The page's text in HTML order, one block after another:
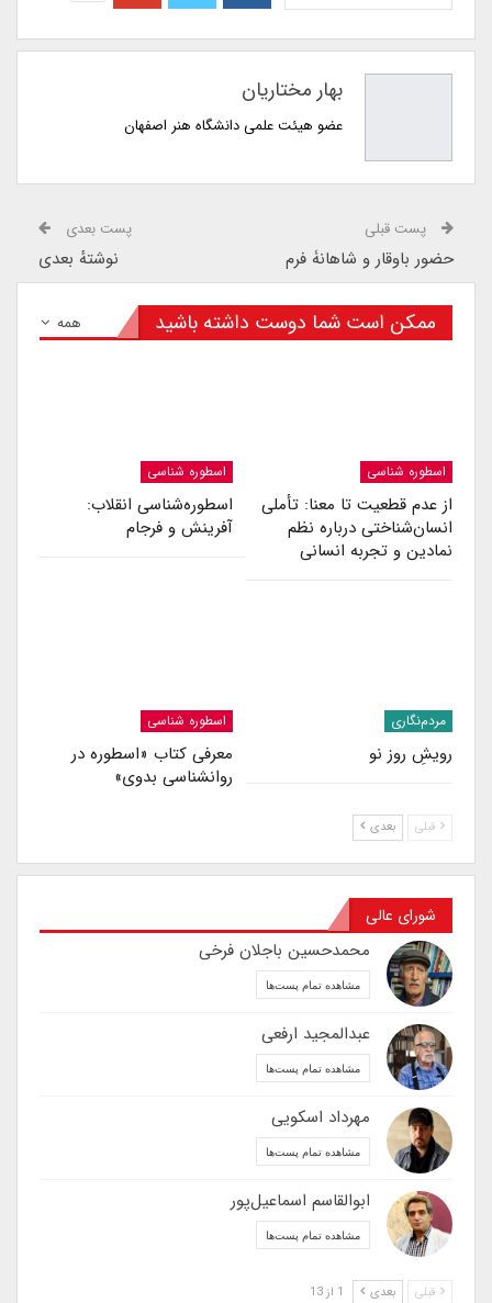
بهار مختاریان
عضو هیئت علمی دانشگاه هنر اصفهان
پست قبلی
حضور باوقار و شاهانۀ فرم
پست بعدی
نوشتهٔ بعدی
همه ممکن است شما دوست داشته باشید
اسطوره شناسی
از عدم قطعیت تا معنا: تأملی
انسان‌شناختی درباره نظم
نمادین و تجربه انسانی
اسطوره شناسی
اسطوره‌شناسی انقلاب:
آفرینش و فرجام
مردم‌نگاری
رویشِ روز نو
اسطوره شناسی
معرفی کتاب «اسطوره در
روانشناسی بدوی»
قبلی بعدی
شورای عالی
محمدحسین باجلان فرخی
مشاهده تمام پست‌ها
عبدالمجید ارفعی
مشاهده تمام پست‌ها
مهرداد اسکویی
مشاهده تمام پست‌ها
ابوالقاسم اسماعیل‌پور
مشاهده تمام پست‌ها
قبلی بعدی